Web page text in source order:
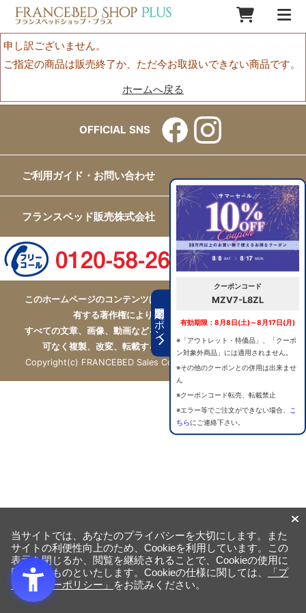
期間限定クーポン
クーポンコード
MZV7-L8ZL
有効期限：8月8日(土)～8月17日(月)
※「アウトレット・特価品」、「クーポ
ン対象外商品」には適用されません。
※その他のクーポンとの併用は出来ませ
ん
※クーポンコード転売、転載禁止
※エラー等でご注文ができない場合、
こ
ちらにご連絡下さい。
申し訳ございません。
ご指定の商品は販売終了か、ただ今お取扱いできない商品です。
ホームへ戻る
OFFICIAL SNS
ご利用ガイド・お問い合わせ
フランスベッド販売株式会社
このホームページのコンテンツはフランスベッド販売株式会社が
有する著作権により保護されています。
すべての文章、画像、動画などを、私的利用の範囲を超えて、許
可なく複製、改変、転載することは禁じられています。
Copyright(c) FRANCEBED Sales Co., ltd. All Rights Reserved.
当サイトでは、あなたのプライバシーを大切にします。また
サイトの利便性向上のため、Cookieを利用しています。この
表示を閉じるか、閲覧を継続されることで、Cookieの使用に
同意するものといたします。Cookieの仕様に関しては、
「プ
ライバシーポリシー」
をお読みください。